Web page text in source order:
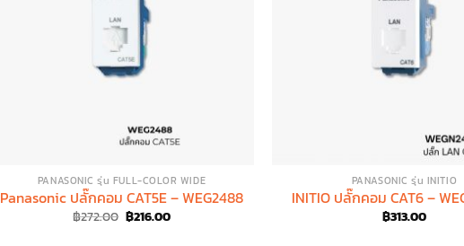
PANASONIC รุ่น FULL-COLOR WIDE
Panasonic ปลั๊กคอม CAT5E – WEG2488
฿272.00 Original
price
฿216.00Current
PANASONIC รุ่น INITIO
INITIO ปลั๊กคอม CAT6 –
฿313.00